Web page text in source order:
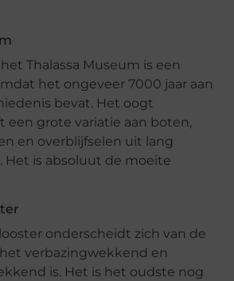
Thalassa Museum is een
het ongeveer 7000 jaar aan
bevat. Het oogt
een grote variatie aan boten,
en overblijfselen uit lang
Het is absoluut de moeite
onderscheidt zich van de
verbazingwekkend en
is. Het is het oudste nog